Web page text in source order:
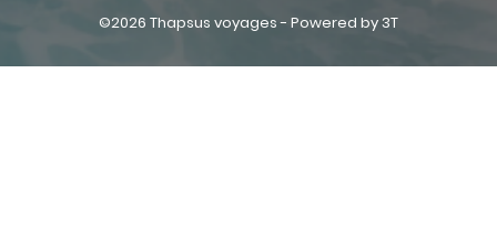
©2026 Thapsus voyages - Powered by 3T